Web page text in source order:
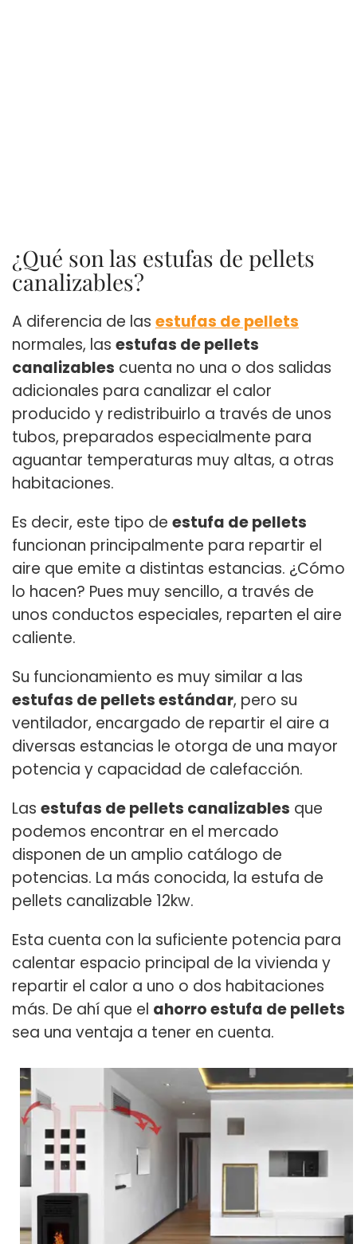
¿Qué son las estufas de pellets
canalizables?
A diferencia de las estufas de pellets
normales, las estufas de pellets
canalizables cuenta no una o dos salidas
adicionales para canalizar el calor
producido y redistribuirlo a través de unos
tubos, preparados especialmente para
aguantar temperaturas muy altas, a otras
habitaciones.
Es decir, este tipo de estufa de pellets
funcionan principalmente para repartir el
aire que emite a distintas estancias. ¿Cómo
lo hacen? Pues muy sencillo, a través de
unos conductos especiales, reparten el aire
caliente.
Su funcionamiento es muy similar a las
estufas de pellets estándar, pero su
ventilador, encargado de repartir el aire a
diversas estancias le otorga de una mayor
potencia y capacidad de calefacción.
Las estufas de pellets canalizables que
podemos encontrar en el mercado
disponen de un amplio catálogo de
potencias. La más conocida, la estufa de
pellets canalizable 12kw.
Esta cuenta con la suficiente potencia para
calentar espacio principal de la vivienda y
repartir el calor a uno o dos habitaciones
más. De ahí que el ahorro estufa de pellets
sea una ventaja a tener en cuenta.